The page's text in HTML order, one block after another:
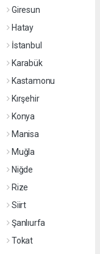
Giresun
Hatay
İstanbul
Karabük
Kastamonu
Kırşehir
Konya
Manisa
Muğla
Niğde
Rize
Siirt
Şanlıurfa
Tokat